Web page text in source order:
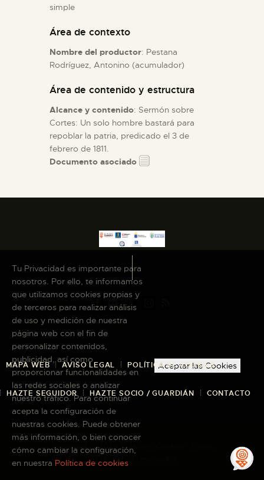
simple
Área de contexto
Nombre del productor: Pestana
Rodríguez, Antonino (acumulador)
Área de contenido y estructura
Alcance y contenido: Sermón sobre
Cortes: Un solo hombre bastará para
repoblar la patria, predicado el 3 de
febrero de 1811.
Documento asociado
MAPA WEB AVISO LEGAL POLÍTICA DE COOKIES
HAZTE SEGUIDOR HAZTE SOCIO / GUARDIÁN CONTACTO
Copyright © 2026 El Museo Canario · Todos
los derechos reservados
Tu Privacidad es importante para
nosotros. Por ello, te informamos
que utilizamos cookies propias y
de terceros para realizar análisis
de uso y medición de nuestra
página web con el fin de
personalizar contenidos,
publicidad, así como
proporcionar funcionalidades en
las redes sociales o analizar
nuestro tráfico. Para continuar
acepta la configuración de
nuestras cookies. Puede obtener
más información, o bien conocer
cómo cambiar la configuración,
en nuestra Política de cookies
Aceptar las Cookies